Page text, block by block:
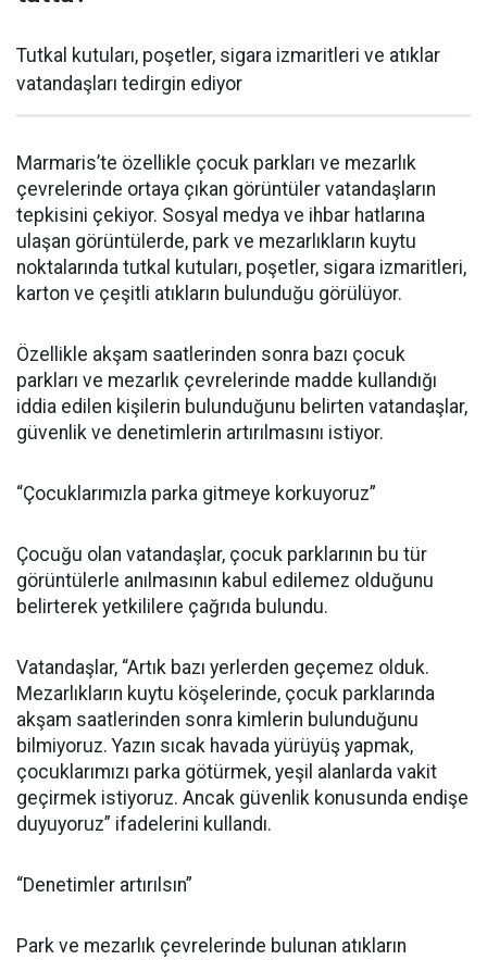
Tutkal kutuları, poşetler, sigara izmaritleri ve atıklar
vatandaşları tedirgin ediyor
Marmaris’te özellikle çocuk parkları ve mezarlık
çevrelerinde ortaya çıkan görüntüler vatandaşların
tepkisini çekiyor. Sosyal medya ve ihbar hatlarına
ulaşan görüntülerde, park ve mezarlıkların kuytu
noktalarında tutkal kutuları, poşetler, sigara izmaritleri,
karton ve çeşitli atıkların bulunduğu görülüyor.
Özellikle akşam saatlerinden sonra bazı çocuk
parkları ve mezarlık çevrelerinde madde kullandığı
iddia edilen kişilerin bulunduğunu belirten vatandaşlar,
güvenlik ve denetimlerin artırılmasını istiyor.
“Çocuklarımızla parka gitmeye korkuyoruz”
Çocuğu olan vatandaşlar, çocuk parklarının bu tür
görüntülerle anılmasının kabul edilemez olduğunu
belirterek yetkililere çağrıda bulundu.
Vatandaşlar, “Artık bazı yerlerden geçemez olduk.
Mezarlıkların kuytu köşelerinde, çocuk parklarında
akşam saatlerinden sonra kimlerin bulunduğunu
bilmiyoruz. Yazın sıcak havada yürüyüş yapmak,
çocuklarımızı parka götürmek, yeşil alanlarda vakit
geçirmek istiyoruz. Ancak güvenlik konusunda endişe
duyuyoruz” ifadelerini kullandı.
“Denetimler artırılsın”
Park ve mezarlık çevrelerinde bulunan atıkların